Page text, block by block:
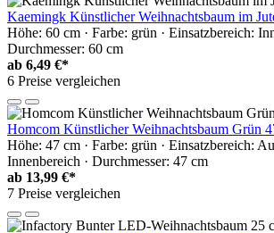
Kaemingk Künstlicher Weihnachtsbaum im
Höhe: 60 cm · Farbe: grün · Einsatzbereich:
Durchmesser: 60 cm
ab 6,49 €*
6 Preise vergleichen
Homcom Künstlicher Weihnachtsbaum Grün
Höhe: 47 cm · Farbe: grün · Einsatzbereich:
Innenbereich · Durchmesser: 47 cm
ab 13,99 €*
7 Preise vergleichen